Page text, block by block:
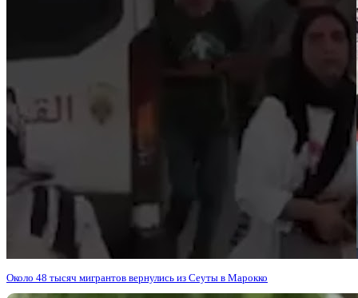
Около 48 тысяч мигрантов вернулись из Сеуты в Марокко